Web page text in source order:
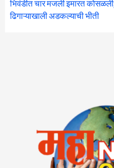
भिवंडीत चार मजली इमारत
ढिगाऱ्याखाली अडकल्याची भीती